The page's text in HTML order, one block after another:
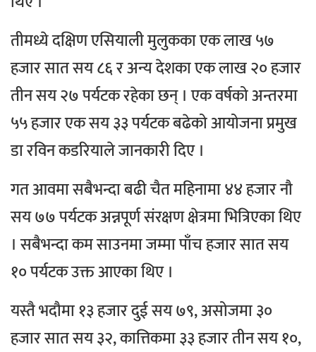
तीमध्ये दक्षिण एसियाली मुलुकका एक लाख ५७
हजार सात सय ८६ र अन्य देशका एक लाख २० हजार
तीन सय २७ पर्यटक रहेका छन् । एक वर्षको अन्तरमा
५५ हजार एक सय ३३ पर्यटक बढेको आयोजना प्रमुख
डा रविन कडरियाले जानकारी दिए ।
गत आवमा सबैभन्दा बढी चैत महिनामा ४४ हजार नौ
सय ७७ पर्यटक अन्नपूर्ण संरक्षण क्षेत्रमा भित्रिएका थिए
। सबैभन्दा कम साउनमा जम्मा पाँच हजार सात सय
१० पर्यटक उक्त आएका थिए ।
यस्तै भदौमा १३ हजार दुई सय ७९, असोजमा ३०
हजार सात सय ३२, कात्तिकमा ३३ हजार तीन सय १०,